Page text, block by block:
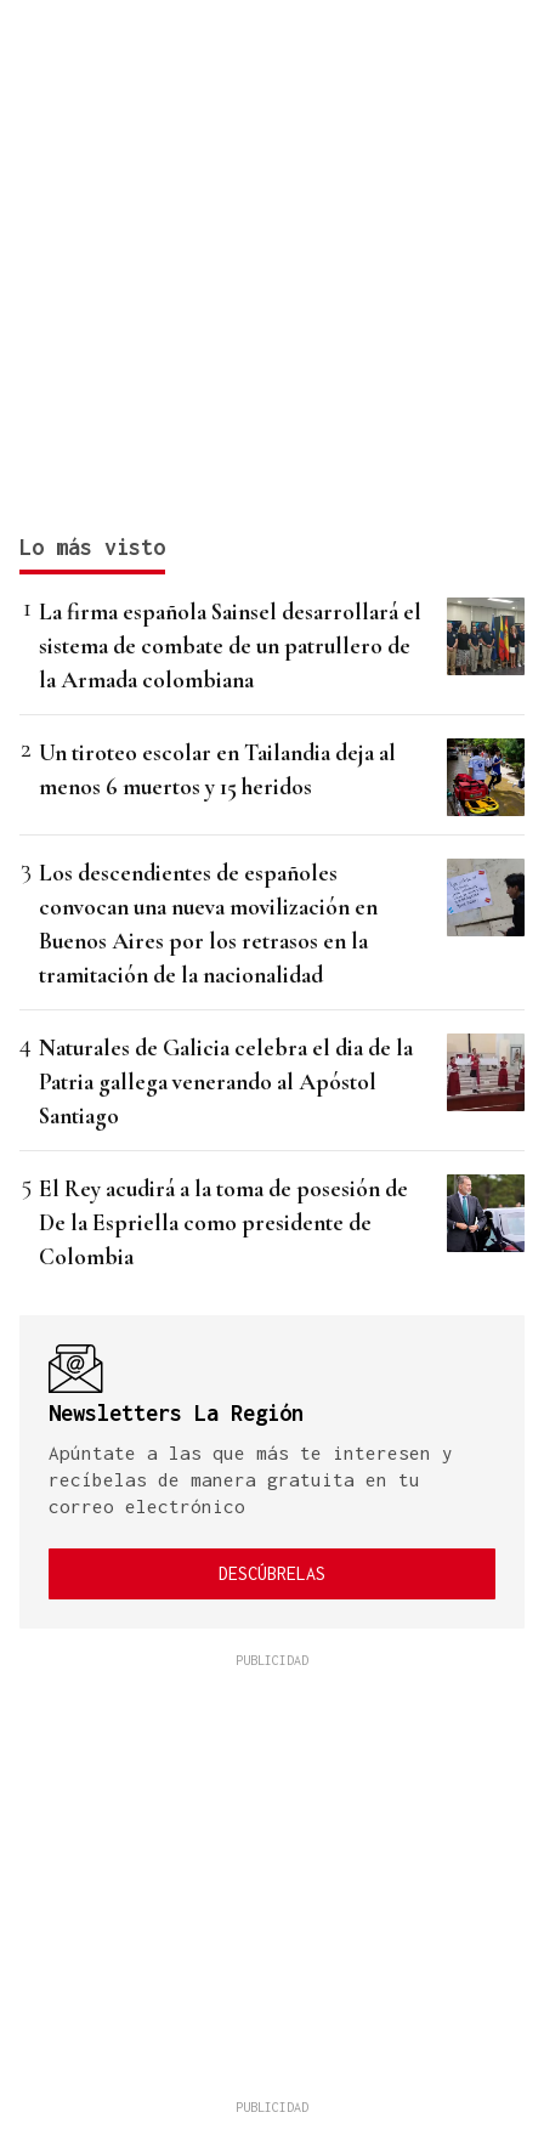
Lo más visto
La firma española Sainsel desarrollará el
sistema de combate de un patrullero de
la Armada colombiana
Un tiroteo escolar en Tailandia deja al
menos 6 muertos y 15 heridos
Los descendientes de españoles
convocan una nueva movilización en
Buenos Aires por los retrasos en la
tramitación de la nacionalidad
Naturales de Galicia celebra el dia de la
Patria gallega venerando al Apóstol
Santiago
El Rey acudirá a la toma de posesión de
De la Espriella como presidente de
Colombia
Newsletters La Región
Apúntate a las que más te interesen y
recíbelas de manera gratuita en tu
correo electrónico
DESCÚBRELAS